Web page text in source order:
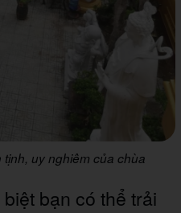
uy nghiêm của chùa
bạn có thể trải